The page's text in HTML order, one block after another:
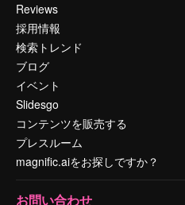
Reviews
採用情報
検索トレンド
ブログ
イベント
Slidesgo
コンテンツを販売する
プレスルーム
magnific.aiをお探しですか？
お問い合わせ